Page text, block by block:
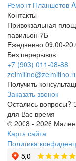
Ремонт Планшетов
Контакты
Привокзальная
павильон 7Б
Ежедневно 09.00-
Без перерывов
+7 (903) 011-08-88
Получить
Заказать звонок
Остались вопросы?
для Вас время
© 2008 - 2026
Карта сайта
Политика